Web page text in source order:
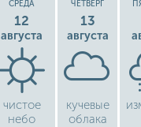
СРЕДА
12
августа
чистое
небо
ЧЕТВЕРГ
13
августа
кучевые
облака